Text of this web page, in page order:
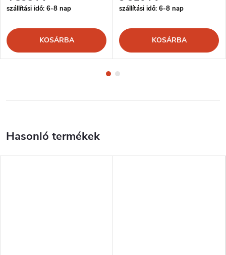
szállítási idő: 6-8 nap
KOSÁRBA
szállítási idő: 6-8 nap
KOSÁRBA